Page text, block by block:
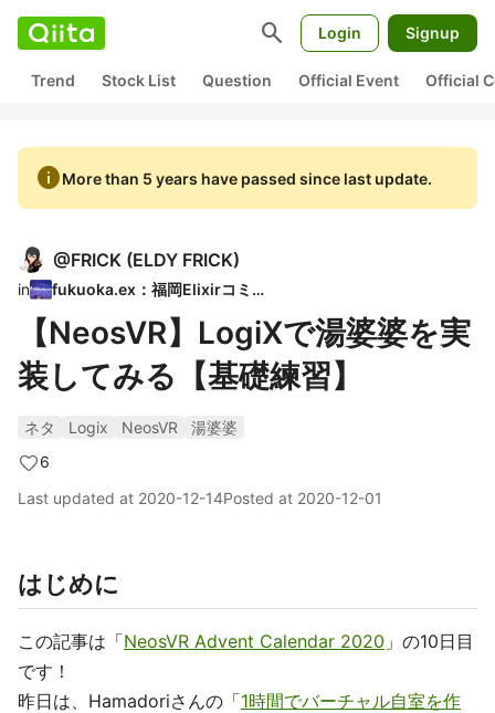
search Login Signup
Trend Stock List Question Official Event Official
infoMore than 5 years have passed since last update.
@FRICK (ELDY FRICK)
in fukuoka.ex：福岡Elixirコミュ
【NeosVR】LogiXで湯婆婆を実
装してみる【基礎練習】
ネタ Logix NeosVR
湯婆婆
6
Last updated at 2020-12-14Posted at 2020-12-01
はじめに
この記事は「NeosVR Advent Calendar 2020 」の10日目
です！
昨日は、Hamadoriさんの「1時間でバーチャル自室を作